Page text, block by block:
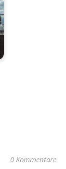
0 Kommentare